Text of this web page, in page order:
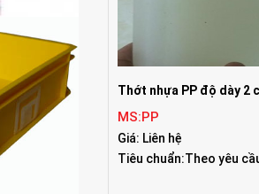
Thớt nhựa PP độ dày 2
MS:PP
Giá: Liên hệ
Tiêu chuẩn:Theo yêu